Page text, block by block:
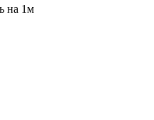
на 1м